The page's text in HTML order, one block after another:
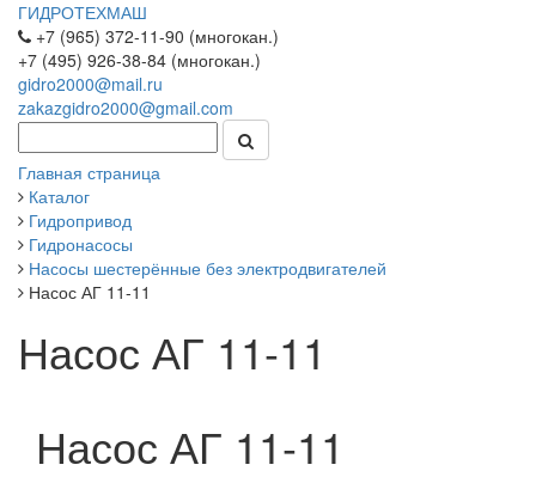
ГИДРОТЕХМАШ
+7 (965) 372-11-90 (многокан.)
+7 (495) 926-38-84 (многокан.)
gidro2000@mail.ru
zakazgidro2000@gmail.com
Главная страница
Каталог
Гидропривод
Гидронасосы
Насосы шестерённые без электродвигателей
Насос АГ 11-11
Насос АГ 11-11
Насос АГ 11-11